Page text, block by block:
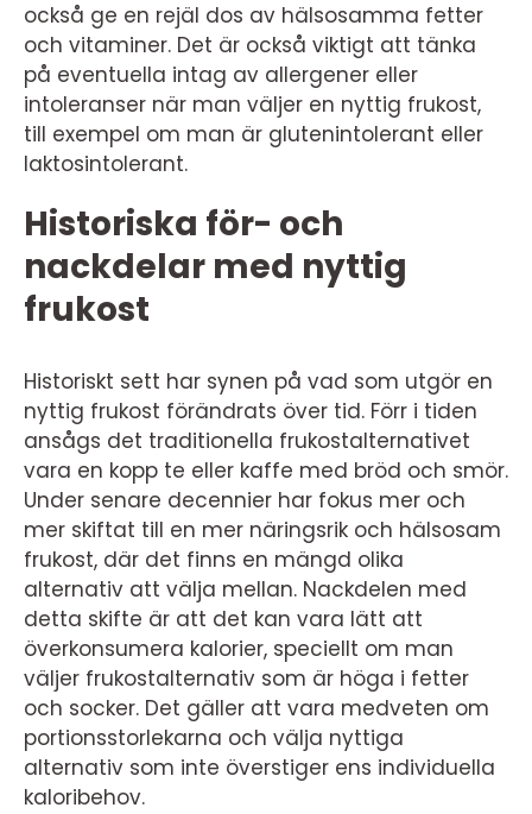
också ge en rejäl dos av hälsosamma fetter
och vitaminer. Det är också viktigt att tänka
på eventuella intag av allergener eller
intoleranser när man väljer en nyttig frukost,
till exempel om man är glutenintolerant eller
laktosintolerant.
Historiska för- och
nackdelar med nyttig
frukost
Historiskt sett har synen på vad som utgör en
nyttig frukost förändrats över tid. Förr i tiden
ansågs det traditionella frukostalternativet
vara en kopp te eller kaffe med bröd och smör.
Under senare decennier har fokus mer och
mer skiftat till en mer näringsrik och hälsosam
frukost, där det finns en mängd olika
alternativ att välja mellan. Nackdelen med
detta skifte är att det kan vara lätt att
överkonsumera kalorier, speciellt om man
väljer frukostalternativ som är höga i fetter
och socker. Det gäller att vara medveten om
portionsstorlekarna och välja nyttiga
alternativ som inte överstiger ens individuella
kaloribehov.